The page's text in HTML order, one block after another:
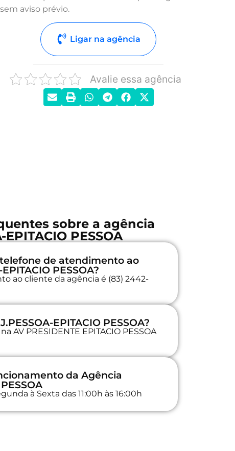
sem aviso prévio.
Ligar na agência
Avalie essa agência
sobre a agência
EPITACIO PESSOA
de atendimento ao
PESSOA?
ao cliente da agência é (83) 2442-
EPITACIO PESSOA?
AV PRESIDENTE EPITACIO PESSOA
da Agência
à Sexta das 11:00h às 16:00h